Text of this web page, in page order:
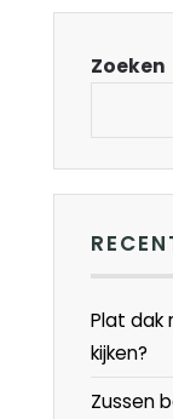
Zoeken
Plat dak
kijken?
Zussen